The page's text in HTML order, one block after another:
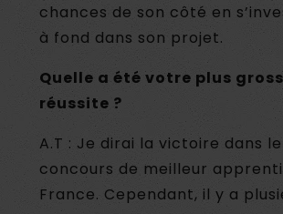
chances de son côté en
à fond dans son projet.
Quelle a été votre plus
réussite ?
A.T : Je dirai la victoire dans le
concours de meilleur
France. Cependant, il y a